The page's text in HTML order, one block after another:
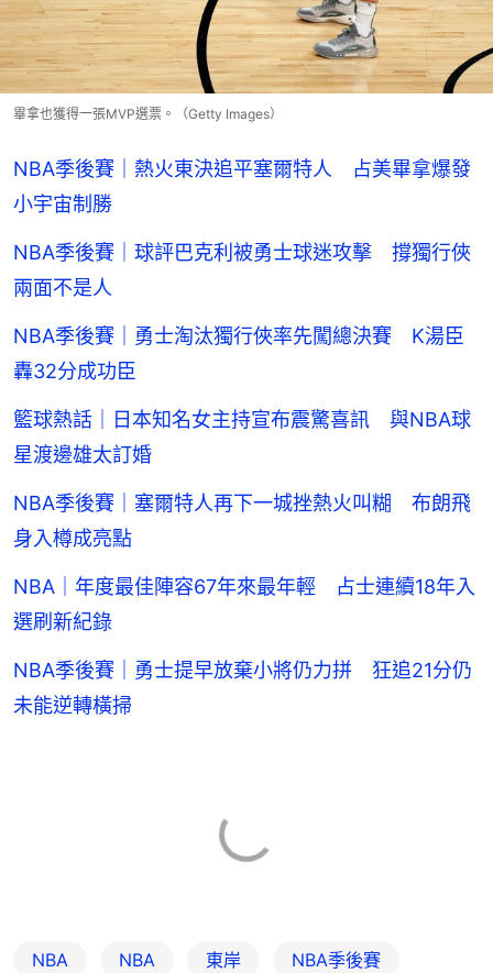
畢拿也獲得一張MVP選票。（Getty Images）
NBA季後賽｜熱火東決追平塞爾特人 占美畢拿爆發
小宇宙制勝
NBA季後賽｜球評巴克利被勇士球迷攻擊 撐獨行俠
兩面不是人
NBA季後賽｜勇士淘汰獨行俠率先闖總決賽 K湯臣
轟32分成功臣
籃球熱話｜日本知名女主持宣布震驚喜訊 與NBA球
星渡邊雄太訂婚
NBA季後賽｜塞爾特人再下一城挫熱火叫糊 布朗飛
身入樽成亮點
NBA｜年度最佳陣容67年來最年輕 占士連續18年入
選刷新紀錄
NBA季後賽｜勇士提早放棄小將仍力拼 狂追21分仍
未能逆轉橫掃
NBA NBA 東岸 NBA季後賽